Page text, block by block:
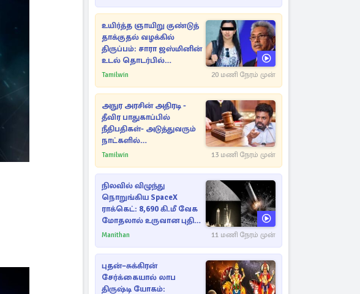
உயிர்த்த ஞாயிறு குண்டுத்
தாக்குதல் வழக்கில்
திருப்பம்: சாரா ஜஸ்மினின்
உடல் தொடர்பில்
நீதிமன்றத்தில் வெளியான
Tamilwin 20 மணி நேரம் முன்
அநுர அரசின் அதிரடி -
தீவிர பாதுகாப்பில்
நீதிபதிகள்- அடுத்துவரும்
நாட்களில்
அம்பலமாகவுள்ள ரகசியம்
Tamilwin 13 மணி நேரம் முன்
நிலவில் விழுந்து
நொறுங்கிய SpaceX
ராக்கெட்: 8,690 கி.மீ வேக
மோதலால் உருவான புதிய
பள்ளம்!
Manithan 11 மணி நேரம் முன்
புதன்–சுக்கிரன்
சேர்க்கையால் லாப
திருஷ்டி யோகம்: